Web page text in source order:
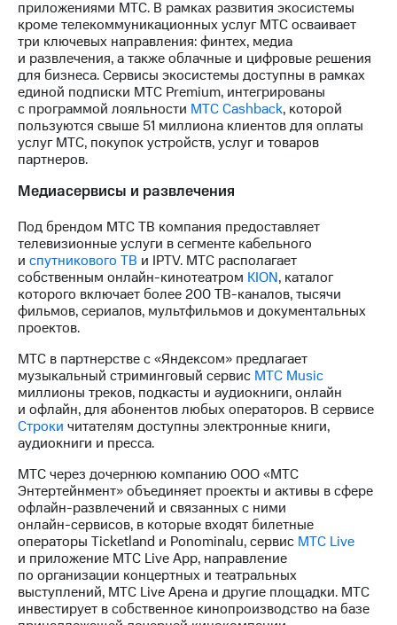
погашении
именных
облигаций
Другое
Регистратор
Реквизиты
Контакты
развитие
этика
На главную
приложениями МТС. В рамках развития экосистемы
кроме телекоммуникационных услуг МТС осваивает
три ключевых направления: финтех, медиа
и развлечения, а также облачные и цифровые решения
для бизнеса. Сервисы экосистемы доступны в рамках
единой подписки МТС Premium, интегрированы
с программой лояльности МТС Cashback, которой
пользуются свыше 51 миллиона клиентов для оплаты
услуг МТС, покупок устройств, услуг и товаров
партнеров.
Медиасервисы и развлечения
Под брендом МТС ТВ компания предоставляет
телевизионные услуги в сегменте кабельного
и спутникового ТВ и IPTV. МТС располагает
собственным онлайн-кинотеатром KION, каталог
которого включает более 200ТВ-каналов, тысячи
фильмов, сериалов, мультфильмов и документальных
проектов.
МТС в партнерстве с «Яндексом» предлагает
музыкальный стриминговый сервис МТС Music
миллионы треков, подкасты и аудиокниги, онлайн
и офлайн, для абонентов любых операторов. В сервисе
Строки читателям доступны электронные книги,
аудиокниги и пресса.
МТС через дочернюю компанию ООО «МТС
Энтертейнмент» объединяет проекты и активы в сфере
офлайн-развлечений и связанных с ними
онлайн-сервисов, в которые входят билетные
операторы Ticketland и Ponominalu, сервис МТС Live
и приложение МТС Live App, направление
по организации концертных и театральных
выступлений, МТС Live Арена и другие площадки. МТС
инвестирует в собственное кинопроизводство на базе